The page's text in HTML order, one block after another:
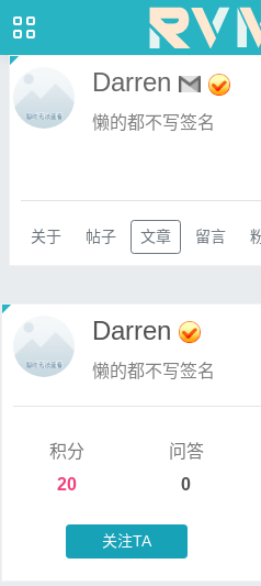
Darren
懒的都不写签名
关于 帖子 文章 留言
Darren
懒的都不写签名
积分
20
问答
0
关注TA